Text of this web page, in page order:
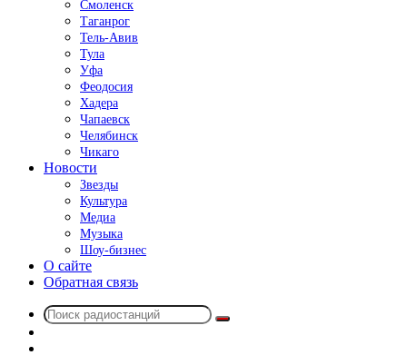
Смоленск
Таганрог
Тель-Авив
Тула
Уфа
Феодосия
Хадера
Чапаевск
Челябинск
Чикаго
Новости
Звезды
Культура
Медиа
Музыка
Шоу-бизнес
О сайте
Обратная связь
Поиск